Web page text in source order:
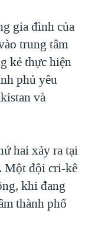
gia đình của
trung tâm
kẻ thực hiện
phủ yêu
và
hai xảy ra tại
Một đội cri-kê
khi đang
thành phố